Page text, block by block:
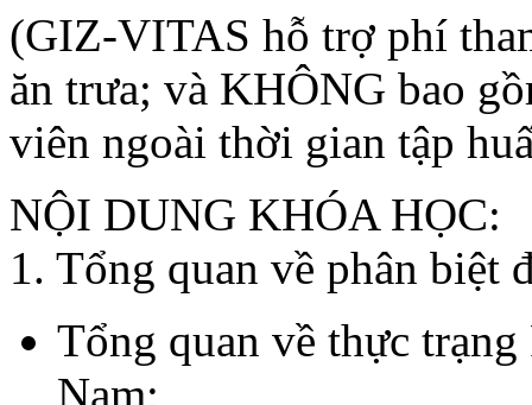
(GIZ-VITAS hỗ trợ phí
ăn trưa; và KHÔNG bao
viên ngoài thời gian tập
NỘI DUNG KHÓA HỌC:
1. Tổng quan về phân
Tổng quan về thực
Nam;